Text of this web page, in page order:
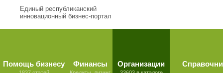
Единый республиканский
инновационный бизнес-портал
Помощь бизнесу Финансы Организации